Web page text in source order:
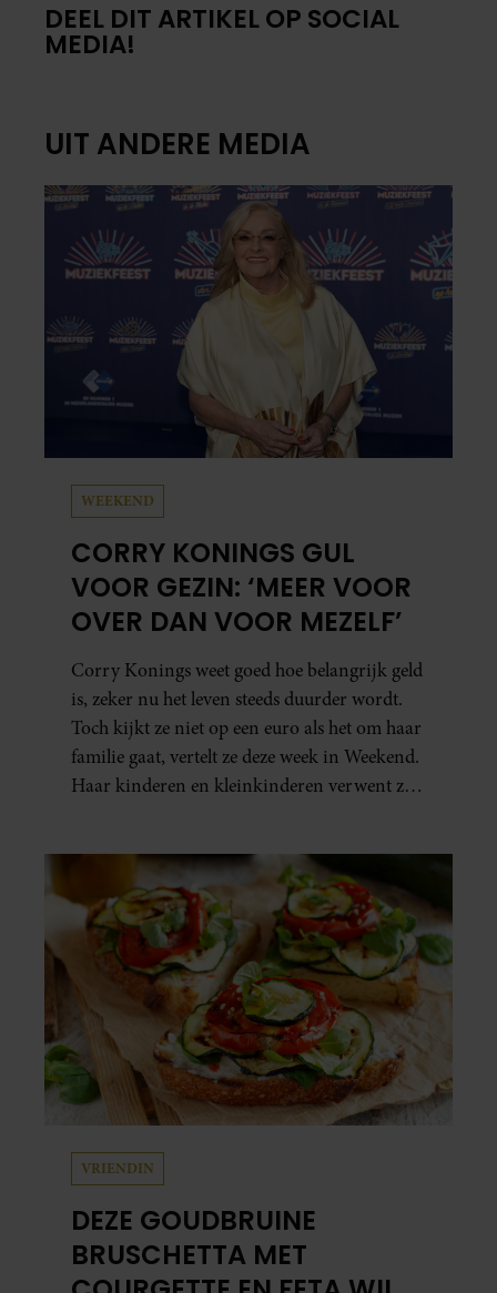
DEEL DIT ARTIKEL OP SOCIAL
MEDIA!
UIT ANDERE MEDIA
WEEKEND
CORRY KONINGS GUL
VOOR GEZIN: ‘MEER VOOR
OVER DAN VOOR MEZELF’
Corry Konings weet goed hoe belangrijk geld
is, zeker nu het leven steeds duurder wordt.
Toch kijkt ze niet op een euro als het om haar
familie gaat, vertelt ze deze week in Weekend.
Haar kinderen en kleinkinderen verwent ze
VRIENDIN
DEZE GOUDBRUINE
BRUSCHETTA MET